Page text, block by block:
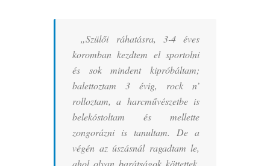
„Szülői ráhatásra, 3-4 éves
koromban kezdtem el sportolni
és sok mindent kipróbáltam;
balettoztam 3 évig, rock n’
rolloztam, a harcművészetbe is
belekóstoltam és mellette
zongorázni is tanultam. De a
végén az úszásnál ragadtam le,
ahol olyan barátságok köttettek,